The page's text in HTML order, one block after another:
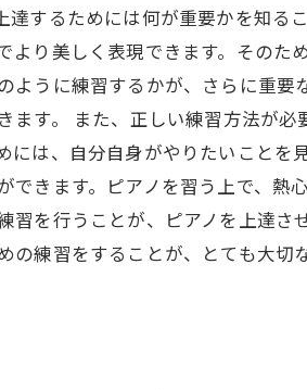
達するためには何が重要かを知
より美しく表現できます。その
ように練習するかが、さらに重
ます。 また、正しい練習方法が
には、自分自身がやりたいこと
できます。ピアノを習う上で、
習を行うことが、ピアノを上達
練習をすることが、とても大切な